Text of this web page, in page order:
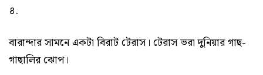
৪.
বারান্দার সামনে একটা বিরাট টেরাস। টেরাস ভরা দুনিয়ার গাছ-
গাছালির ঝোপ।